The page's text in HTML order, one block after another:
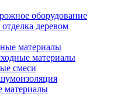
оборудование
деревом
материалы
материалы
смеси
материалы